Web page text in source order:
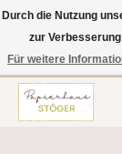
Hier finden Sie
Schreiben und vieles
Hause oder ins Büro
Durch die Nutzung
zur
Für weitere